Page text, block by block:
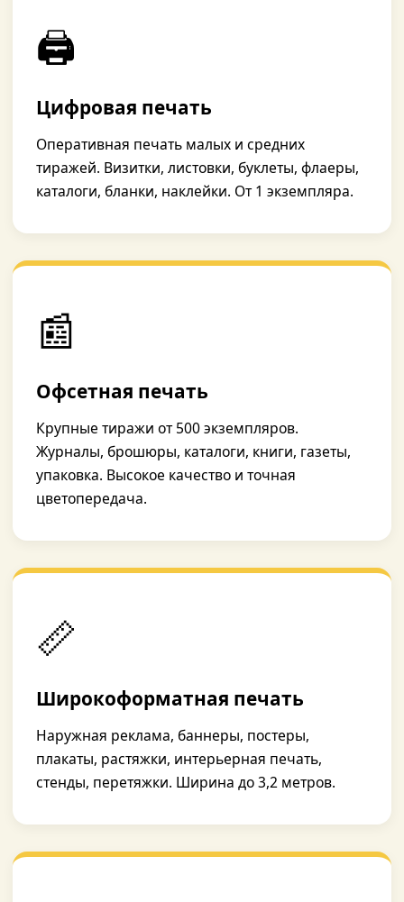
🖨️
Цифровая печать
Оперативная печать малых и средних
тиражей. Визитки, листовки, буклеты, флаеры,
каталоги, бланки, наклейки. От 1 экземпляра.
📰
Офсетная печать
Крупные тиражи от 500 экземпляров.
Журналы, брошюры, каталоги, книги, газеты,
упаковка. Высокое качество и точная
цветопередача.
📏
Широкоформатная печать
Наружная реклама, баннеры, постеры,
плакаты, растяжки, интерьерная печать,
стенды, перетяжки. Ширина до 3,2 метров.